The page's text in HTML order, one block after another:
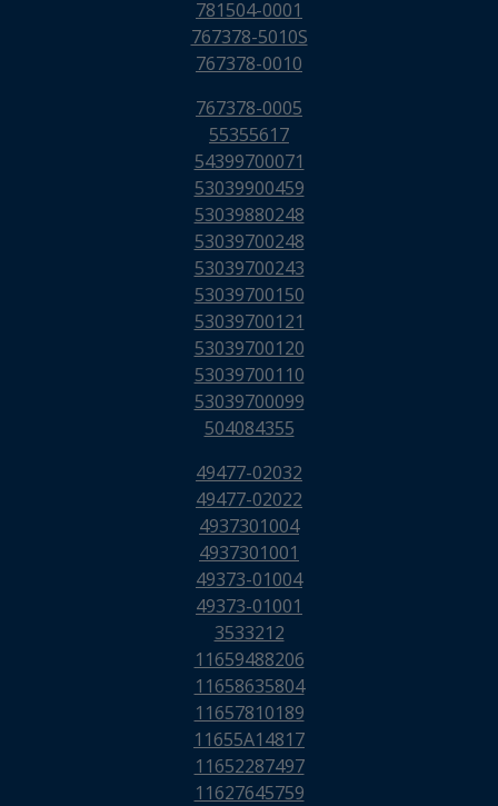
781504-0001
767378-5010S
767378-0010
767378-0005
55355617
54399700071
53039900459
53039880248
53039700248
53039700243
53039700150
53039700121
53039700120
53039700110
53039700099
504084355
49477-02032
49477-02022
4937301004
4937301001
49373-01004
49373-01001
3533212
11659488206
11658635804
11657810189
11655A14817
11652287497
11627645759